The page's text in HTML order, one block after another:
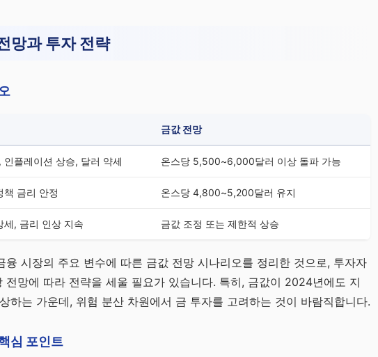
망과 투자 전략
금값 전망
인플레이션 상승, 달러 약세 온스당 5,500~6,000달러 이상 돌파 가능
책 금리 안정 온스당 4,800~5,200달러 유지
세, 금리 인상 지속 금값 조정 또는 제한적 상승
융 시장의 주요 변수에 따른 금값 전망 시나리오를 정리한 것으로, 투자자
전망에 따라 전략을 세울 필요가 있습니다. 특히, 금값이 2024년에도 지
하는 가운데, 위험 분산 차원에서 금 투자를 고려하는 것이 바람직합니다.
심 포인트